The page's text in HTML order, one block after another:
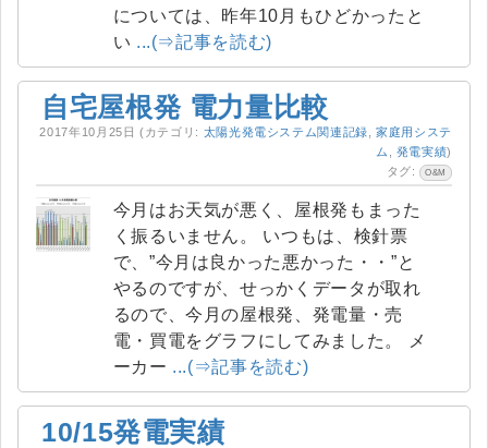
については、昨年10月もひどかったと
い ...(⇒記事を読む)
自宅屋根発 電力量比較
2017年10月25日 (カテゴリ: 太陽光発電システム関連記録 ,家庭用システ
ム
発電実績)
タグ:
O&M
今月はお天気が悪く、屋根発もまった
く振るいません。 いつもは、検針票
で、”今月は良かった悪かった・・”と
やるのですが、せっかくデータが取れ
るので、今月の屋根発、発電量・売
電・買電をグラフにしてみました。 メ
ーカー ...(⇒記事を読む)
10/15発電実績